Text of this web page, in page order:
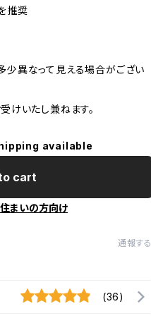
推奨
少異なって見える場合がござい
けいたし兼ねます。
available
cart
まいの方向け
通報する
(36)